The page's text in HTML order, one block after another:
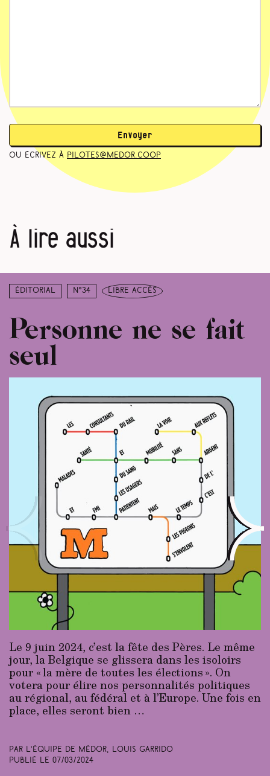
Envoyer
ou écrivez à pilotes@medor.coop
À lire aussi
Éditorial N°34 libre accès
Personne ne se fait
seul
Le 9 juin 2024, c’est la fête des Pères. Le même
jour, la Belgique se glissera dans les isoloirs
pour « la mère de toutes les élections ». On
votera pour élire nos personnalités politiques
au régional, au fédéral et à l’Europe. Une fois en
place, elles seront bien …
Par L’équipe de Médor, Louis Garrido
Publié le 07/03/2024